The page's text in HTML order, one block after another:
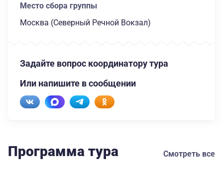
Место сбора группы
Москва (Северный Речной Вокзал)
Задайте вопрос координатору тура
Или напишите в сообщении
Программа тура Смотреть все